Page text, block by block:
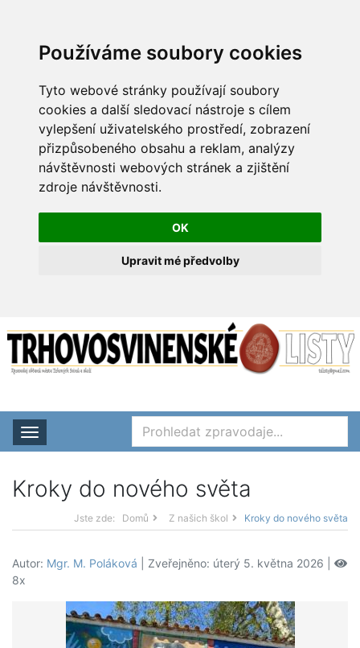
Používáme soubory cookies
Tyto webové stránky používají soubory
cookies a další sledovací nástroje s cílem
vylepšení uživatelského prostředí, zobrazení
přizpůsobeného obsahu a reklam, analýzy
návštěvnosti webových stránek a zjištění
zdroje návštěvnosti.
OK
Upravit mé předvolby
Rozbalit nabídku
Kroky do nového světa
Jste zde: Domů Z našich škol Kroky do nového světa
Autor: Mgr. M. Poláková | Zveřejněno: úterý 5. května 2026 |
8x